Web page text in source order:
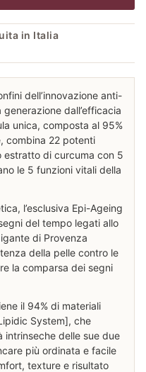
in Italia
dell’innovazione anti-
dall’efficacia
unica, composta al 95%
combina 22 potenti
estratto di curcuma con 5
le 5 funzioni vitali della
l’esclusiva Epi-Ageing
del tempo legati allo
di Provenza
della pelle contro le
la comparsa dei segni
il 94% di materiali
System], che
intrinseche delle sue due
più ordinata e facile
texture e risultato